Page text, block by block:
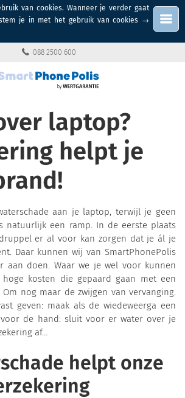
van cookies. Wanneer je verder gaat
je in met het gebruik van cookies →
088 2500 600
Menu
laptop?
helpt je
aan je laptop, terwijl je geen
natuurlijk een ramp. In de eerste plaats
er al voor kan zorgen dat je ál je
Daar kunnen wij van SmartPhonePolis
aan doen. Waar we je wel voor kunnen
kosten die gepaard gaan met een
nog maar de zwijgen van vervanging.
geven: maak als de wiedeweerga een
de hand: sluit voor er water over je
af…
helpt onze